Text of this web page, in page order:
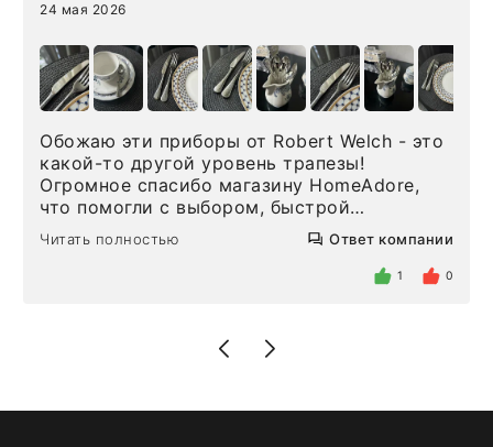
24 мая 2026
Обожаю эти приборы от Robert Welch - это
какой-то другой уровень трапезы!
Огромное спасибо магазину HomeAdore,
что помогли с выбором, быстрой
доставкой и высоким сервисом. Один раз
была здесь лично, забирала чайные ложки,
внутри очень много антикварной посуды,
Позже заказывала остальные приборы -
доставили сдэком на следующий день к
отвечает очень быстро. Взаимодействием
Читать полностью Ответ компании
1 0